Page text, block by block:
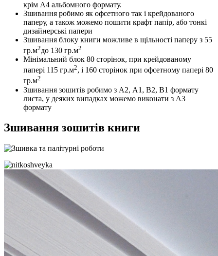
крім А4 альбомного формату.
Зшивання робимо як офсетного так і крейдованого
паперу, а також можемо пошити крафт папір, або тонкі
дизайнерські папери
Зшивання блоку книги можливе в щільності паперу з 55
гр.м2до 130 гр.м2
Мінімальний блок 80 сторінок, при крейдованому
папері 115 гр.м2, і 160 сторінок при офсетному папері 80
гр.м2
Зшивання зошитів робимо з А2, А1, В2, В1 формату
листа, у деяких випадках можемо виконати з А3
формату
Зшивання зошитів книги